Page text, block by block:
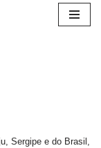
Sergipe e do Brasil,